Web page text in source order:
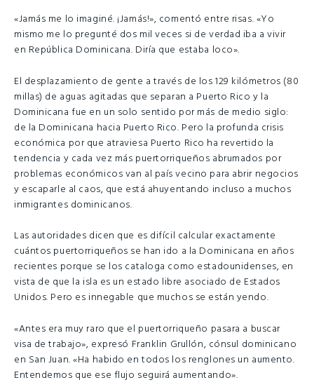
«Jamás me lo imaginé. ¡Jamás!», comentó entre risas. «Yo
mismo me lo pregunté dos mil veces si de verdad iba a vivir
en República Dominicana. Diría que estaba loco».
El desplazamiento de gente a través de los 129 kilómetros (80
millas) de aguas agitadas que separan a Puerto Rico y la
Dominicana fue en un solo sentido por más de medio siglo:
de la Dominicana hacia Puerto Rico. Pero la profunda crisis
económica por que atraviesa Puerto Rico ha revertido la
tendencia y cada vez más puertorriqueños abrumados por
problemas económicos van al país vecino para abrir negocios
y escaparle al caos, que está ahuyentando incluso a muchos
inmigrantes dominicanos.
Las autoridades dicen que es difícil calcular exactamente
cuántos puertorriqueños se han ido a la Dominicana en años
recientes porque se los cataloga como estadounidenses, en
vista de que la isla es un estado libre asociado de Estados
Unidos. Pero es innegable que muchos se están yendo.
«Antes era muy raro que el puertorriqueño pasara a buscar
visa de trabajo», expresó Franklin Grullón, cónsul dominicano
en San Juan. «Ha habido en todos los renglones un aumento.
Entendemos que ese flujo seguirá aumentando».